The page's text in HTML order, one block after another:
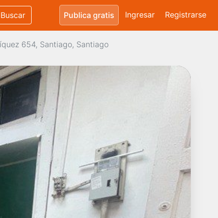
Buscar Publica gratis Ingresar Registrarse
654, Santiago, Santiago